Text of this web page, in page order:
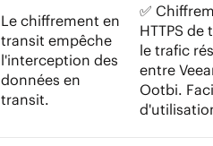
Le chiffrement en
transit empêche
l'interception des
données en
transit.
✅
HTTPS de
le trafic
entre
Ootbi.